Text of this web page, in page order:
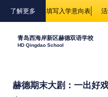
了解更多 填写入学意向表
青岛西海岸新区赫德双语学校
HD Qingdao School
赫德期末大剧：一出好